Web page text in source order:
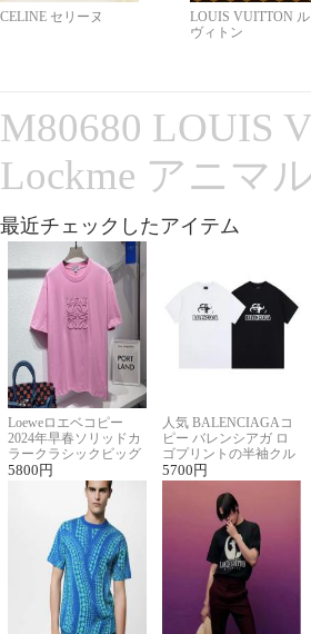
CELINE セリーヌ
LOUIS VUITTON ル
ヴィトン
M80680 LOUIS
Lockme アニマ
最近チェックしたアイテム
Loeweロエベコピー
2024年早春ソリッドカ
ラークラシックビッグ
ロゴ刺繍Tシャツ
5800 円
人気 BALENCIAGAコ
ピー バレンシアガ ロ
ゴプリントの半袖クル
ーネックTシャツ
5700 円